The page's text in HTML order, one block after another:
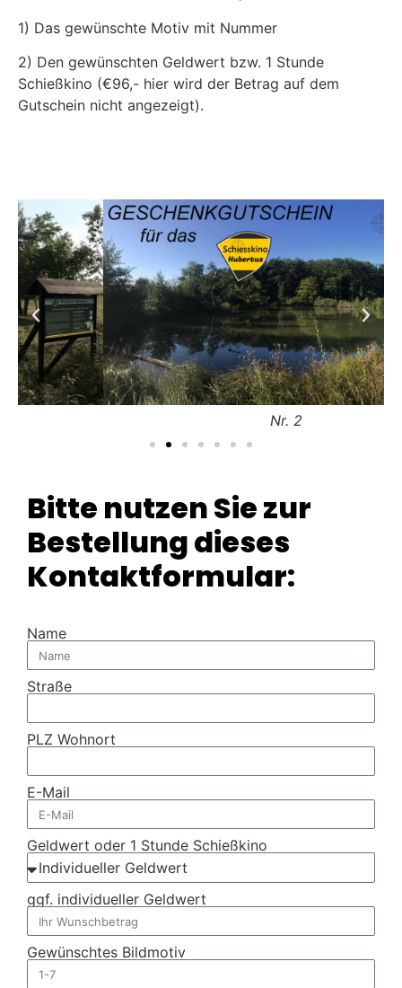
1) Das gewünschte Motiv mit Nummer
2) Den gewünschten Geldwert bzw. 1 Stunde
Schießkino (€96,- hier wird der Betrag auf dem
Gutschein nicht angezeigt).
Bitte nutzen Sie zur
Bestellung dieses
Kontaktformular:
Name
Straße
PLZ Wohnort
E-Mail
Geldwert oder 1 Stunde Schießkino
ggf. individueller Geldwert
Gewünschtes Bildmotiv